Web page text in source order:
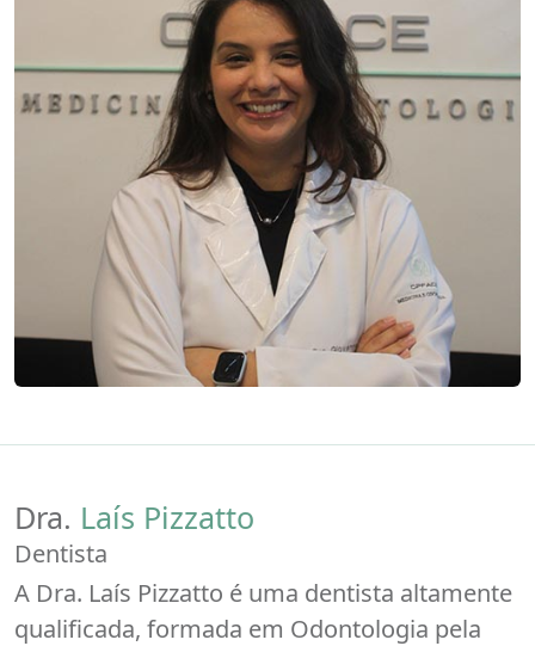
Dra. Laís Pizzatto
Dentista
A Dra. Laís Pizzatto é uma dentista altamente
qualificada, formada em Odontologia pela